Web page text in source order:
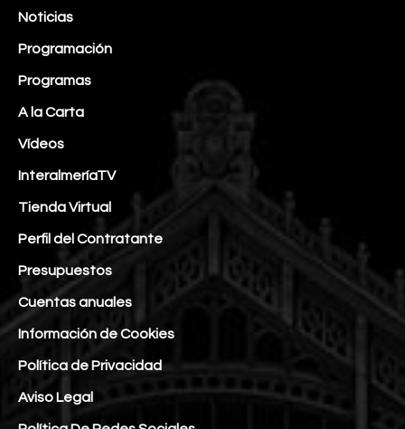
Noticias
Programación
Programas
A la Carta
Vídeos
InteralmeríaTV
Tienda Virtual
Perfil del Contratante
Presupuestos
Cuentas anuales
Información de Cookies
Política de Privacidad
Aviso Legal